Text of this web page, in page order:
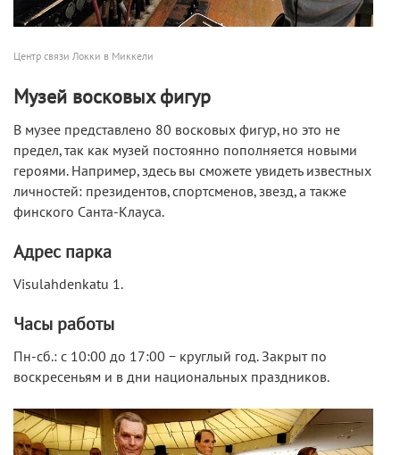
Центр связи Локки в Миккели
Музей восковых фигур
В музее представлено 80 восковых фигур, но это не
предел, так как музей постоянно пополняется новыми
героями. Например, здесь вы сможете увидеть известных
личностей: президентов, спортсменов, звезд, а также
финского Санта-Клауса.
Адрес парка
Visulahdenkatu 1.
Часы работы
Пн-сб.: с 10:00 до 17:00 − круглый год. Закрыт по
воскресеньям и в дни национальных праздников.